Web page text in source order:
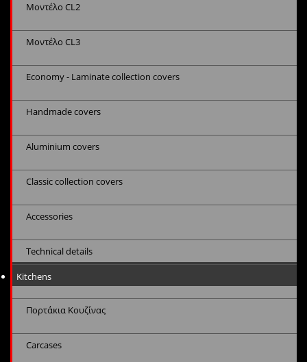
Μοντέλο CL2
Μοντέλο CL3
Economy - Laminate collection covers
Handmade covers
Aluminium covers
Classic collection covers
Accessories
Technical details
Kitchens
Πορτάκια Κουζίνας
Carcases